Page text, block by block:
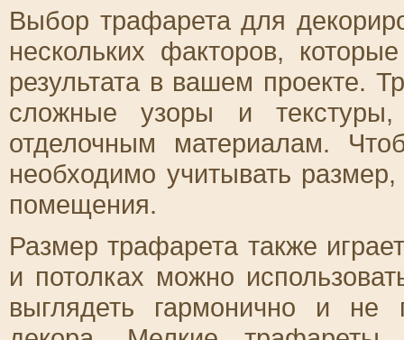
Выбор трафарета для
нескольких факторов,
результата в вашем проекте.
сложные узоры и
отделочным материалам.
необходимо учитывать
помещения.
Размер трафарета также
и потолках можно
выглядеть гармонично и не